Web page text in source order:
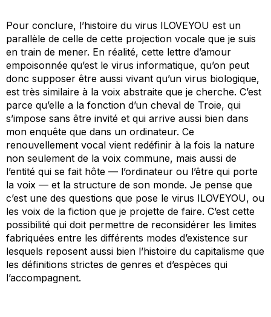
Pour conclure, l’histoire du virus ILOVEYOU est un
parallèle de celle de cette projection vocale que je suis
en train de mener. En réalité, cette lettre d’amour
empoisonnée qu’est le virus informatique, qu’on peut
donc supposer être aussi vivant qu’un virus biologique,
est très similaire à la voix abstraite que je cherche. C’est
parce qu’elle a la fonction d’un cheval de Troie, qui
s’impose sans être invité et qui arrive aussi bien dans
mon enquête que dans un ordinateur. Ce
renouvellement vocal vient redéfinir à la fois la nature
non seulement de la voix commune, mais aussi de
l’entité qui se fait hôte — l’ordinateur ou l’être qui porte
la voix — et la structure de son monde. Je pense que
c’est une des questions que pose le virus ILOVEYOU, ou
les voix de la fiction que je projette de faire. C’est cette
possibilité qui doit permettre de reconsidérer les limites
fabriquées entre les différents modes d’existence sur
lesquels reposent aussi bien l’histoire du capitalisme que
les définitions strictes de genres et d’espèces qui
l’accompagnent.